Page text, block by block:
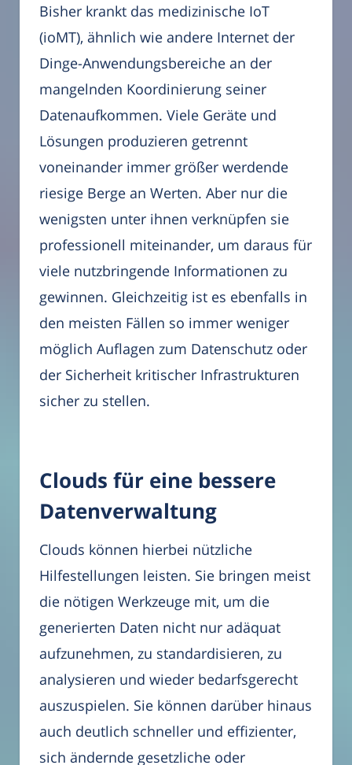
Bisher krankt das medizinische IoT
(ioMT), ähnlich wie andere Internet der
Dinge-Anwendungsbereiche an der
mangelnden Koordinierung seiner
Datenaufkommen. Viele Geräte und
Lösungen produzieren getrennt
voneinander immer größer werdende
riesige Berge an Werten. Aber nur die
wenigsten unter ihnen verknüpfen sie
professionell miteinander, um daraus für
viele nutzbringende Informationen zu
gewinnen. Gleichzeitig ist es ebenfalls in
den meisten Fällen so immer weniger
möglich Auflagen zum Datenschutz oder
der Sicherheit kritischer Infrastrukturen
sicher zu stellen.
Clouds für eine bessere
Datenverwaltung
Clouds können hierbei nützliche
Hilfestellungen leisten. Sie bringen meist
die nötigen Werkzeuge mit, um die
generierten Daten nicht nur adäquat
aufzunehmen, zu standardisieren, zu
analysieren und wieder bedarfsgerecht
auszuspielen. Sie können darüber hinaus
auch deutlich schneller und effizienter,
sich ändernde gesetzliche oder